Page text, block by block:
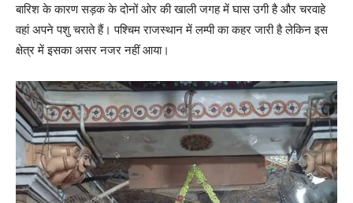
बारिश के कारण सड़क के दोनों ओर की खाली जगह में घास उगी है और चरवाहे
वहां अपने पशु चराते हैं। पश्चिम राजस्थान में लम्पी का कहर जारी है लेकिन इस
क्षेत्र में इसका असर नजर नहीं आया।